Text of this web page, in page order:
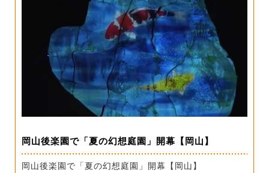
岡山後楽園で「夏の幻想庭園」開幕【岡山】
岡山後楽園で「夏の幻想庭園」開幕【岡山】